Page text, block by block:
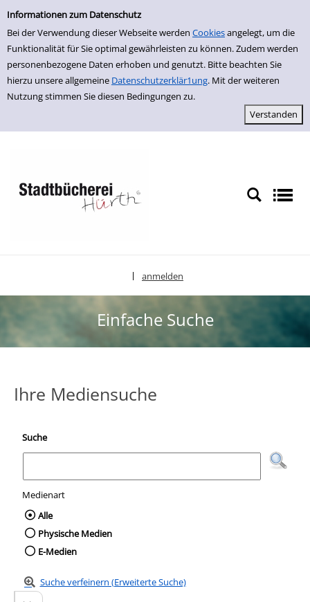
Einfache Suche
Informationen zum Datenschutz
Bei der Verwendung dieser Webseite werden Cookiesangelegt, um die
Funktionalität für Sie optimal gewährleisten zu können. Zudem werden
personenbezogene Daten erhoben und genutzt. Bitte beachten Sie
hierzu unsere allgemeine Datenschutzerklär1ung. Mit der weiteren
Nutzung stimmen Sie diesen Bedingungen zu.
zur Navigation springen
zum Inhalt springen
Zu den Suchfiltern springen
Zur Trefferliste springen
anmelden
Einfache Suche
Ihre Mediensuche
Suche
Medienart
Wählen Sie die Medienart nach der Sie
Alle
Physische Medien
E-Medien
Suche verfeinern (Erweiterte Suche)